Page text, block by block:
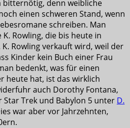
bitternötig, denn weibliche
einen schweren Stand, wenn
schreiben. Man
Rowling, die bis heute in
Rowling verkauft wird, weil der
Kinder kein Buch einer Frau
bedenkt, was für einen
heute hat, ist das wirklich
auch Dorothy Fontana,
Trek und Babylon 5 unter D.
war aber vor Jahrzehnten,